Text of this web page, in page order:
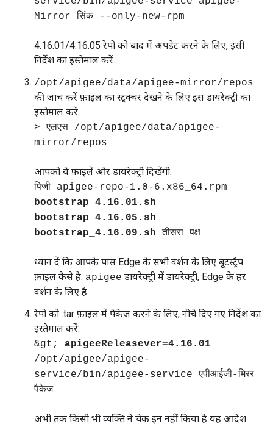
Mirror सिंक --only-new-rpm
4.16.01/4.16.05 रेपो को बाद में अपडेट करने के लिए, इसी
निर्देश का इस्तेमाल करें.
/opt/apigee/data/apigee-mirror/repos
की जांच करें फ़ाइल का स्ट्रक्चर देखने के लिए इस डायरेक्ट्री का
इस्तेमाल करें:
> एलएस /opt/apigee/data/apigee-
mirror/repos
आपको ये फ़ाइलें और डायरेक्ट्री दिखेंगी:
पिजी apigee-repo-1.0-6.x86_64.rpm
bootstrap_4.16.01.sh
bootstrap_4.16.05.sh
bootstrap_4.16.09.sh तीसरा पक्ष
ध्यान दें कि आपके पास Edge के सभी वर्शन के लिए बूटस्ट्रैप
फ़ाइल कैसे है. apigee डायरेक्ट्री में डायरेक्ट्री, Edge के हर
वर्शन के लिए है.
रेपो को .tar फ़ाइल में पैकेज करने के लिए, नीचे दिए गए निर्देश का
इस्तेमाल करें:
&gt; apigeeReleasever=4.16.01
/opt/apigee/apigee-
service/bin/apigee-service एपीआईजी-मिरर
पैकेज
अभी तक किसी भी व्यक्ति ने चेक इन नहीं किया है यह आदेश